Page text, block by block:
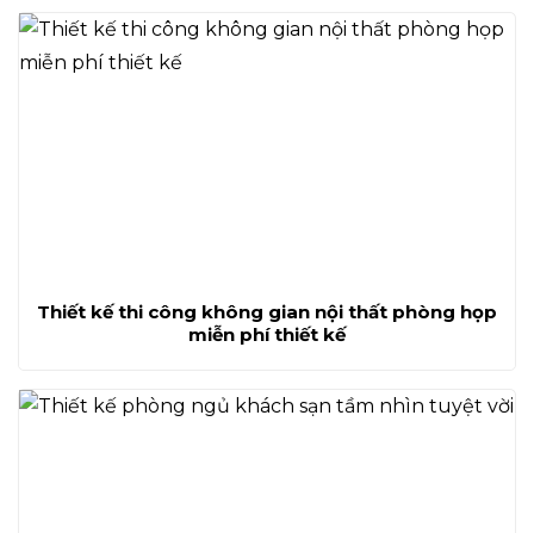
Thiết kế thi công không gian nội thất phòng họp
miễn phí thiết kế